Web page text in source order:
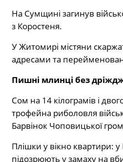
На Сумщині загинув
з Коростеня.
У Житомирі містяни
адресами та
Пишні млинці без
Сом на 14 кілограмів і
трофейна риболовля
Барвінок Чоповицької
Плішки у вікно квартири: у
підозрюють у замаху на